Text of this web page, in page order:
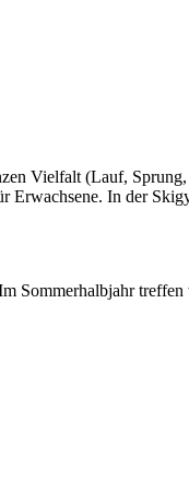
Vielfalt (Lauf,
Erwachsene. In der
Sommerhalbjahr